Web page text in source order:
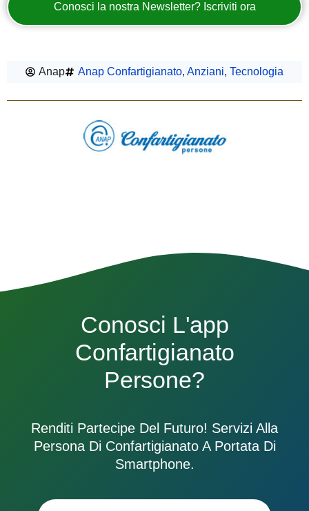
Conosci la nostra Newsletter? Iscriviti ora
Anap Anap Confartigianato, Anziani, Tecnologia
Conosci L'app
Confartigianato
Persone?
Renditi Partecipe Del Futuro! Servizi Alla
Persona Di Confartigianato A Portata Di
Smartphone.